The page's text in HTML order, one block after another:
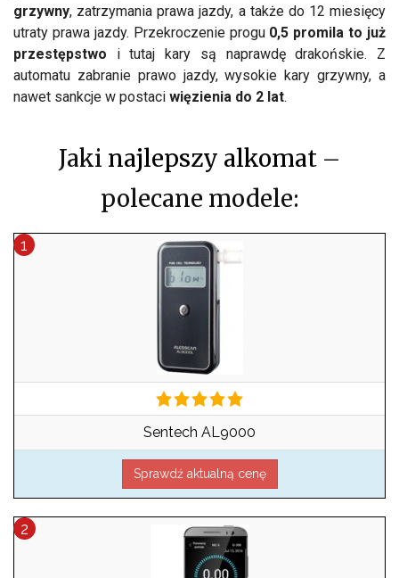
grzywny, zatrzymania prawa jazdy, a także do 12 miesięcy
utraty prawa jazdy. Przekroczenie progu 0,5 promila to już
przestępstwo i tutaj kary są naprawdę drakońskie. Z
automatu zabranie prawo jazdy, wysokie kary grzywny, a
nawet sankcje w postaci więzienia do 2 lat.
Jaki najlepszy alkomat –
polecane modele:
Sentech AL9000
Sprawdź aktualną cenę